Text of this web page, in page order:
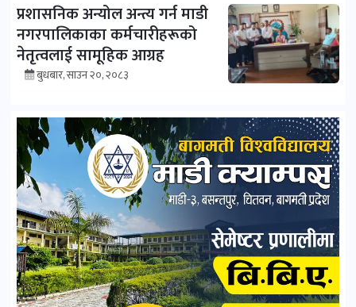
प्रशासनिक अन्योल अन्त्य गर्न माडी
नगरपालिकाका कर्मचारीहरूको
नेतृत्वलाई सामूहिक आग्रह
बुधबार, साउन २०, २०८३